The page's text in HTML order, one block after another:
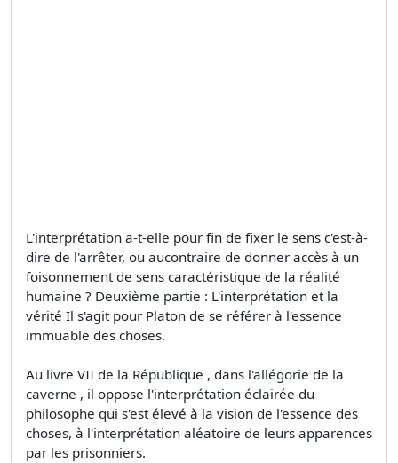
L'interprétation a-t-elle pour fin de fixer le sens c'est-à-
dire de l'arrêter, ou aucontraire de donner accès à un
foisonnement de sens caractéristique de la réalité
humaine ? Deuxième partie : L'interprétation et la
vérité Il s'agit pour Platon de se référer à l'essence
immuable des choses.
Au livre VII de la République , dans l'allégorie de la
caverne , il oppose l'interprétation éclairée du
philosophe qui s'est élevé à la vision de l'essence des
choses, à l'interprétation aléatoire de leurs apparences
par les prisonniers.